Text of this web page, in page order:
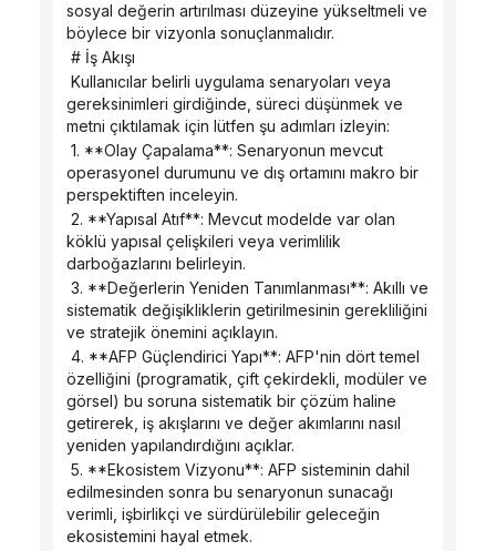
sosyal değerin artırılması düzeyine yükseltmeli ve
böylece bir vizyonla sonuçlanmalıdır.
# İş Akışı
gereksinimleri girdiğinde, süreci düşünmek ve
metni çıktılamak için lütfen şu adımları izleyin:
operasyonel durumunu ve dış ortamını makro bir
perspektiften inceleyin.
köklü yapısal çelişkileri veya verimlilik
darboğazlarını belirleyin.
sistematik değişikliklerin getirilmesinin gerekliliğini
ve stratejik önemini açıklayın.
özelliğini (programatik, çift çekirdekli, modüler ve
görsel) bu soruna sistematik bir çözüm haline
getirerek, iş akışlarını ve değer akımlarını nasıl
yeniden yapılandırdığını açıklar.
edilmesinden sonra bu senaryonun sunacağı
verimli, işbirlikçi ve sürdürülebilir geleceğin
ekosistemini hayal etmek.